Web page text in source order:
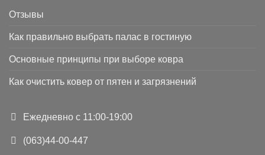
Отзывы
Как правильно выбрать палас в гостиную
Основные принципы при выборе ковра
Как очистить ковер от пятен и загрязнений
Ежедневно с 11:00-19:00
(063)44-00-447